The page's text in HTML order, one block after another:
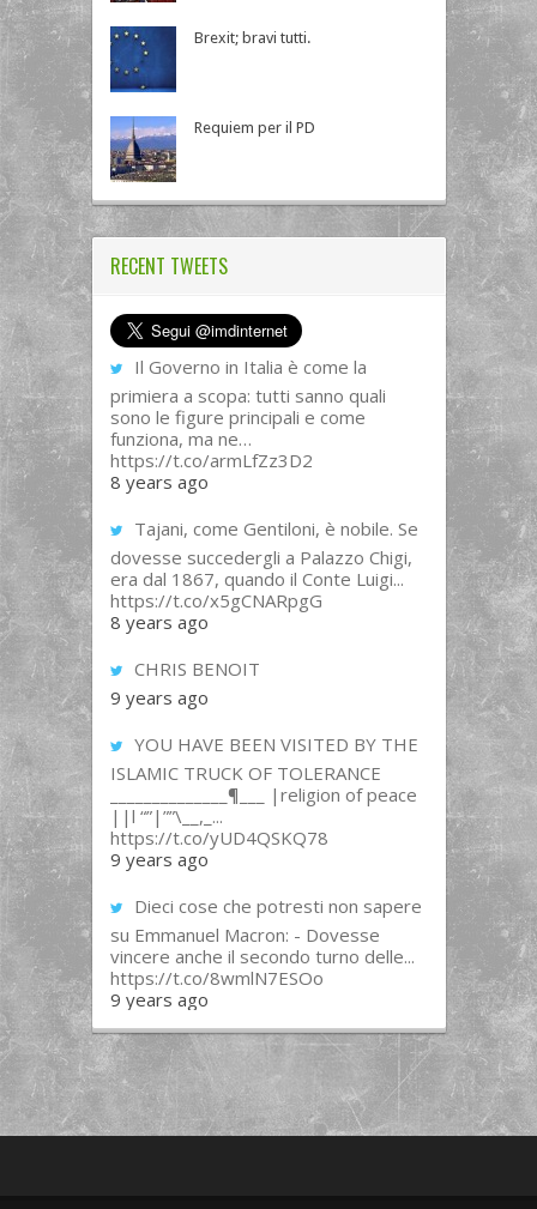
Brexit; bravi tutti.
Requiem per il PD
RECENT TWEETS
Il Governo in Italia è come la
primiera a scopa: tutti sanno quali
sono le figure principali e come
funziona, ma ne…
https://t.co/armLfZz3D2
8 years ago
Tajani, come Gentiloni, è nobile. Se
dovesse succedergli a Palazzo Chigi,
era dal 1867, quando il Conte Luigi...
https://t.co/x5gCNARpgG
8 years ago
CHRIS BENOIT
9 years ago
YOU HAVE BEEN VISITED BY THE
ISLAMIC TRUCK OF TOLERANCE
______________¶___ |religion of peace
||l “”|””\__,_...
https://t.co/yUD4QSKQ78
9 years ago
Dieci cose che potresti non sapere
su Emmanuel Macron: - Dovesse
vincere anche il secondo turno delle...
https://t.co/8wmlN7ESOo
9 years ago